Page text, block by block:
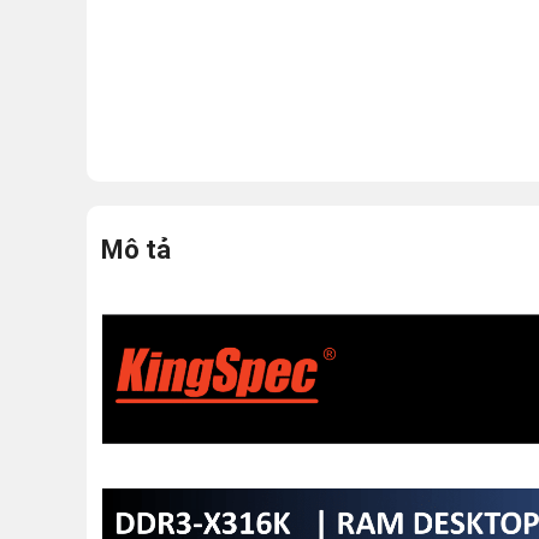
Mô tả